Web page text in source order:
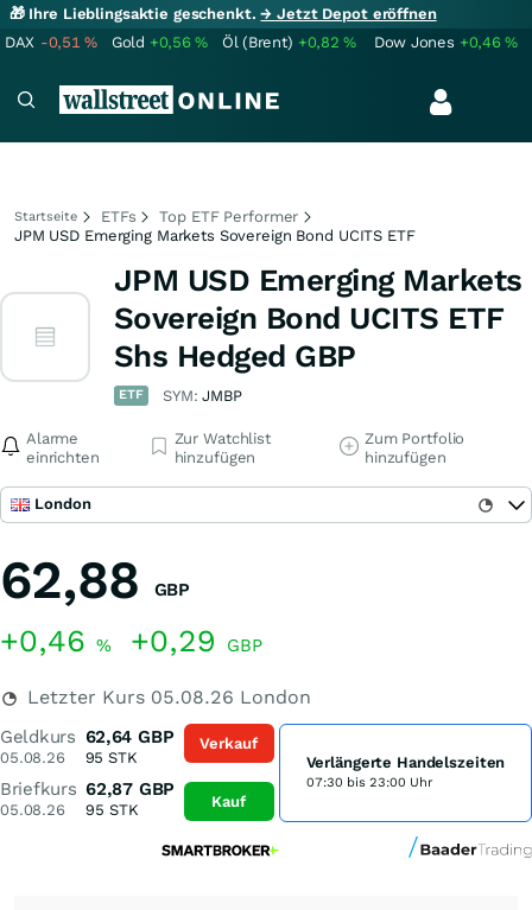
🎁 Ihre Lieblingsaktie geschenkt.→ Jetzt Depot eröffnen
DAX -0,51% Gold +0,56% Öl (Brent) +0,82% Dow Jones +0,46%
Startseite ETFs
Top ETF Performer
JPM USD Emerging Markets Sovereign Bond UCITS ETF
JPM USD Emerging Markets
Sovereign Bond UCITS ETF
Shs Hedged GBP
ETF SYM:JMBP
Alarme
einrichten
Zur Watchlist
hinzufügen
Zum Portfolio
hinzufügen
London
62,88 GBP
+0,46 % +0,29 GBP
Letzter Kurs 05.08.26 London
Geldkurs
05.08.26
62,64 GBP
95 STK
Briefkurs
05.08.26
62,87 GBP
95 STK
Verkauf
Kauf
Verlängerte Handelszeiten
07:30 bis 23:00 Uhr